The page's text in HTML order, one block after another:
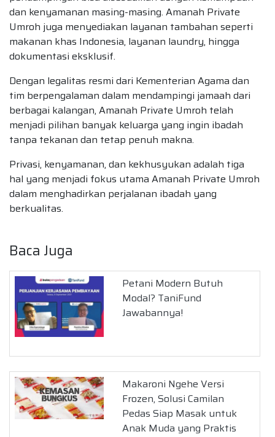
dan kenyamanan masing-masing. Amanah Private
Umroh juga menyediakan layanan tambahan seperti
makanan khas Indonesia, layanan laundry, hingga
dokumentasi eksklusif.
Dengan legalitas resmi dari Kementerian Agama dan
tim berpengalaman dalam mendampingi jamaah dari
berbagai kalangan, Amanah Private Umroh telah
menjadi pilihan banyak keluarga yang ingin ibadah
tanpa tekanan dan tetap penuh makna.
Privasi, kenyamanan, dan kekhusyukan adalah tiga
hal yang menjadi fokus utama Amanah Private Umroh
dalam menghadirkan perjalanan ibadah yang
berkualitas.
Baca Juga
Petani Modern Butuh
Modal? TaniFund
Jawabannya!
Makaroni Ngehe Versi
Frozen, Solusi Camilan
Pedas Siap Masak untuk
Anak Muda yang Praktis